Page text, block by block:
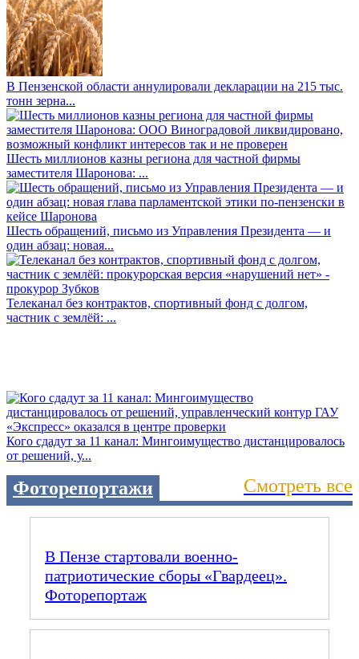
В Пензенской области аннулировали декларации на 215 тыс.
тонн зерна...
Шесть миллионов казны региона для частной фирмы
заместителя Шаронова: ...
Шесть обращений, письмо из Управления Президента — и
один абзац: новая...
Телеканал без контрактов, спортивный фонд с долгом,
частник с землёй: ...
Кого сдадут за 11 канал: Мингоимущество дистанцировалось
от решений, у...
Фоторепортажи Смотреть все
В Пензе стартовали военно-
патриотические сборы «Гвардеец».
Фоторепортаж